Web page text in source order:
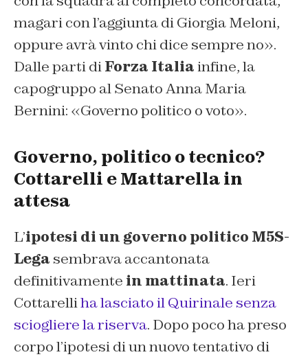
magari con l’aggiunta di Giorgia Meloni,
oppure avrà vinto chi dice sempre no».
Dalle parti diForza Italiainfine, la
capogruppo al Senato Anna Maria
Bernini: «Governo politico o voto».
Governo, politico o tecnico?
Cottarelli e Mattarella in
attesa
L’ipotesi di un governo politico M5S-
Lega sembrava accantonata
definitivamente in mattinata. Ieri
Cottarelliha lasciato il Quirinale senza
sciogliere la riserva. Dopo poco ha preso
corpo l’ipotesi di un nuovo tentativo di